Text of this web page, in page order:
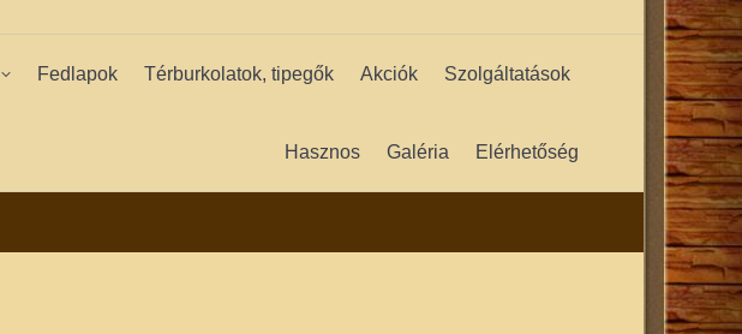
Fedlapok Térburkolatok, tipegők Akciók Szolgáltatások
Hasznos Galéria Elérhetőség